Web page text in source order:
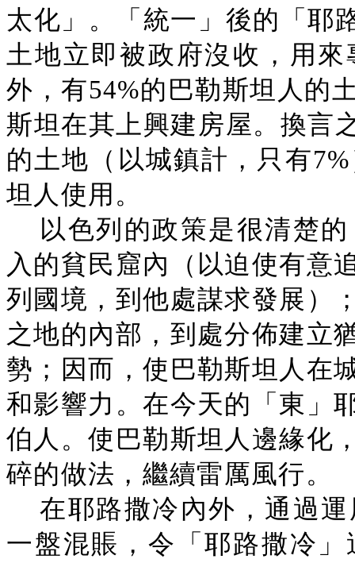
太化」。「統一」後的「耶
土地立即被政府沒收，用
外，有54%的巴勒斯坦人的
斯坦在其上興建房屋。換言
的土地（以城鎮計，只有
坦人使用。
以色列的政策是很清楚
入的貧民窟內（以迫使有意
列國境，到他處謀求發展）
之地的內部，到處分佈建立
勢；因而，使巴勒斯坦人在
和影響力。在今天的「東」
伯人。使巴勒斯坦人邊緣化
碎的做法，繼續雷厲風行。
在耶路撒冷內外，通過
一盤混賬，令「耶路撒冷